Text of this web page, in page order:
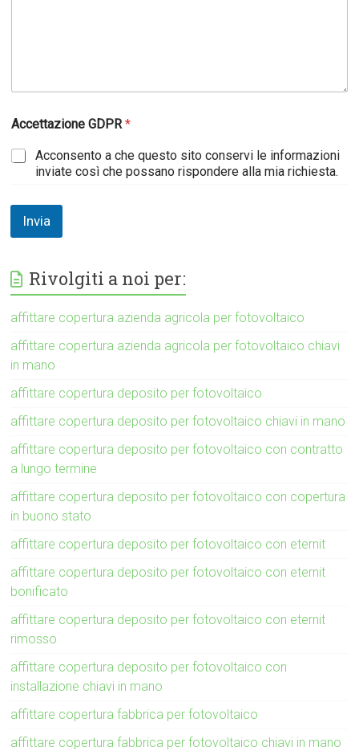
Accettazione GDPR*
Acconsento a che questo sito conservi le informazioni
inviate così che possano rispondere alla mia richiesta.
Invia
Rivolgiti a noi per:
affittare copertura azienda agricola per fotovoltaico
affittare copertura azienda agricola per fotovoltaico chiavi
in mano
affittare copertura deposito per fotovoltaico
affittare copertura deposito per fotovoltaico chiavi in mano
affittare copertura deposito per fotovoltaico con contratto
a lungo termine
affittare copertura deposito per fotovoltaico con copertura
in buono stato
affittare copertura deposito per fotovoltaico con eternit
affittare copertura deposito per fotovoltaico con eternit
bonificato
affittare copertura deposito per fotovoltaico con eternit
rimosso
affittare copertura deposito per fotovoltaico con
installazione chiavi in mano
affittare copertura fabbrica per fotovoltaico
affittare copertura fabbrica per fotovoltaico chiavi in mano